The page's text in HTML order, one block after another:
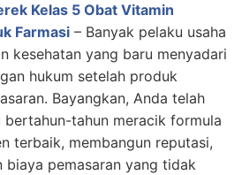
Kelas 5 Obat Vitamin
Farmasi – Banyak pelaku usaha
kesehatan yang baru menyadari
hukum setelah produk
Bayangkan, Anda telah
bertahun-tahun meracik formula
terbaik, membangun reputasi,
biaya pemasaran yang tidak